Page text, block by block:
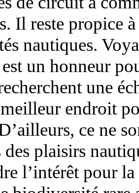
Il reste propice
nautiques.
un honneur
une
endroit
ce ne
des plaisirs
l’intérêt pour